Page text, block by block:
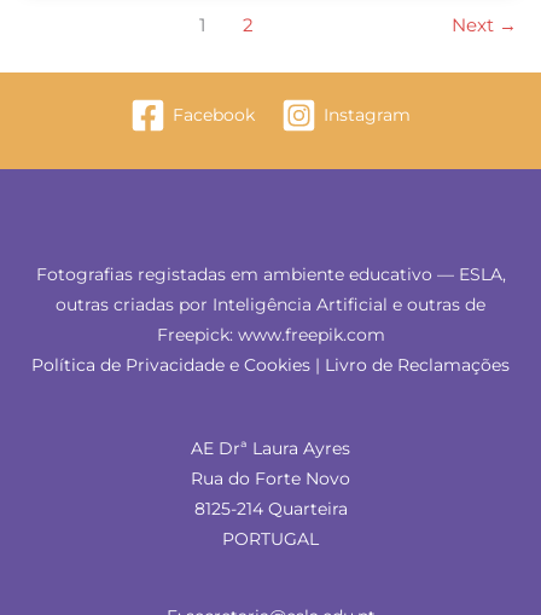
1 2 Next →
Facebook Instagram
Fotografias registadas em ambiente educativo — ESLA,
outras criadas por Inteligência Artificial e outras de
Freepick: www.freepik.com
Política de Privacidade e Cookies | Livro de Reclamações
AE Drª Laura Ayres
Rua do Forte Novo
8125-214 Quarteira
PORTUGAL